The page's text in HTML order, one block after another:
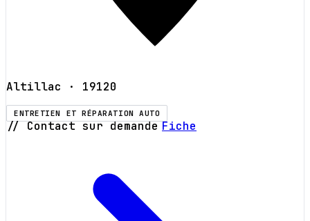
Altillac · 19120
ENTRETIEN ET RÉPARATION AUTO
// Contact sur demande Fiche